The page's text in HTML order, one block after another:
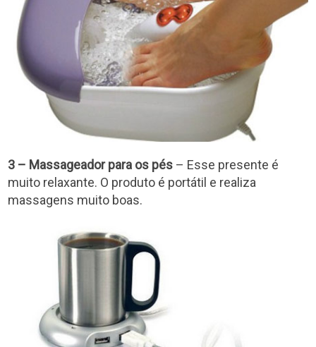
3 – Massageador para os pés – Esse presente é
muito relaxante. O produto é portátil e realiza
massagens muito boas.